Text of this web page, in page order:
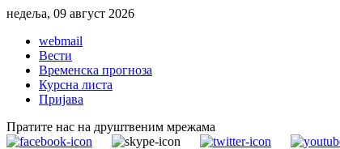
недеља, 09 август 2026
webmail
Вести
Временска прогноза
Курсна листа
Пријава
Пратите нас на друштвеним мрежама